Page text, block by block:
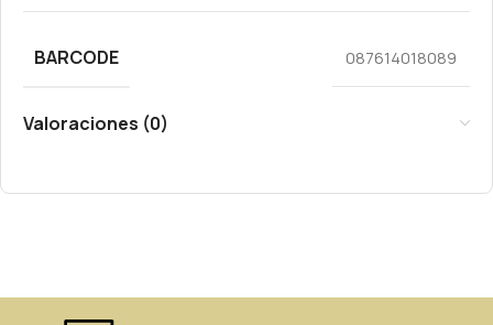
BARCODE 087614018089
Valoraciones (0)